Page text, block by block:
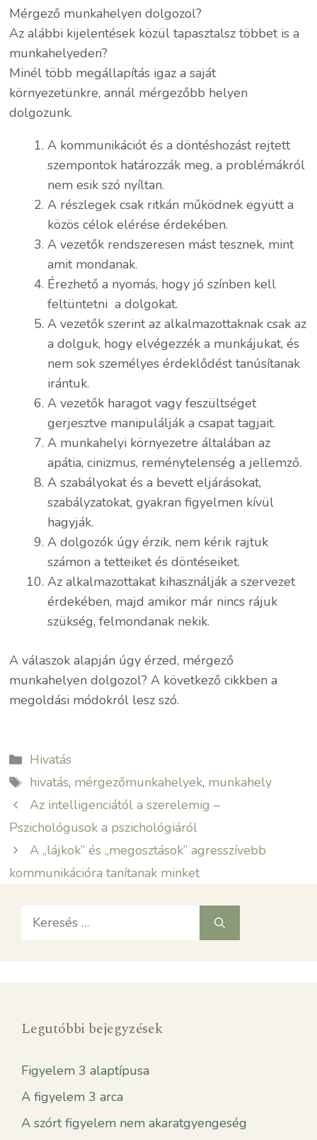
Mérgező munkahelyen dolgozol?
Az alábbi kijelentések közül tapasztalsz többet is a
munkahelyeden?
Minél több megállapítás igaz a saját
környezetünkre, annál mérgezőbb helyen
dolgozunk.
A kommunikációt és a döntéshozást rejtett
szempontok határozzák meg, a problémákról
nem esik szó nyíltan.
A részlegek csak ritkán működnek együtt a
közös célok elérése érdekében.
A vezetők rendszeresen mást tesznek, mint
amit mondanak.
Érezhető a nyomás, hogy jó színben kell
feltüntetni a dolgokat.
A vezetők szerint az alkalmazottaknak csak az
a dolguk, hogy elvégezzék a munkájukat, és
nem sok személyes érdeklődést tanúsítanak
irántuk.
A vezetők haragot vagy feszültséget
gerjesztve manipulálják a csapat tagjait.
A munkahelyi környezetre általában az
apátia, cinizmus, reménytelenség a jellemző.
A szabályokat és a bevett eljárásokat,
szabályzatokat, gyakran figyelmen kívül
hagyják.
A dolgozók úgy érzik, nem kérik rajtuk
számon a tetteiket és döntéseiket.
Az alkalmazottakat kihasználják a szervezet
érdekében, majd amikor már nincs rájuk
szükség, felmondanak nekik.
A válaszok alapján úgy érzed, mérgező
munkahelyen dolgozol? A következő cikkben a
megoldási módokról lesz szó.
Kategória
Hivatás
Címkék
hivatás, mérgezőmunkahelyek, munkahely
Az intelligenciától a szerelemig –
Pszichológusok a pszichológiáról
A „lájkok” és „megosztások” agresszívebb
kommunikációra tanítanak minket
Keresés:
Legutóbbi bejegyzések
Figyelem 3 alaptípusa
A figyelem 3 arca
A szórt figyelem nem akaratgyengeség